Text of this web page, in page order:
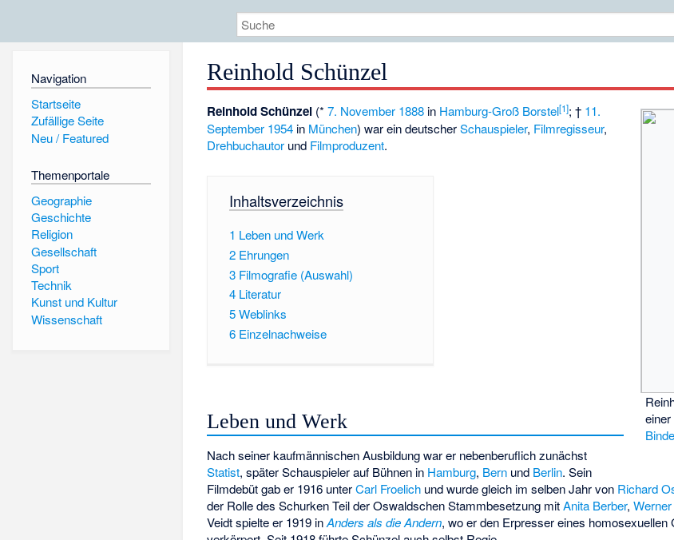
Navigation
Startseite
Zufällige Seite
Neu / Featured
Themenportale
Geographie
Geschichte
Religion
Gesellschaft
Sport
Technik
Kunst und Kultur
Wissenschaft
Reinhold Schünzel
Reinhold Schünzel (*7. November 1888 in Hamburg-Groß Borstel[1]; † 11.
September 1954 in München) war ein deutscherSchauspieler, Filmregisseur,
Drehbuchautor und Filmproduzent.
Inhaltsverzeichnis
1 Leben und Werk
2 Ehrungen
3 Filmografie (Auswahl)
4 Literatur
5Weblinks
6 Einzelnachweise
Leben und Werk
Nach seiner kaufmännischen Ausbildung war er nebenberuflich zunächst
Statist, später Schauspieler auf Bühnen in Hamburg, Bern und Berlin. Sein
Filmdebüt gab er 1916 unterCarl Froelich und wurde gleich im selben Jahr von Richard
der Rolle des Schurken Teil der Oswaldschen Stammbesetzung mitAnita Berber,
Veidt spielte er 1919 inAnders als die Andern, wo er den Erpresser eines homosexuellen